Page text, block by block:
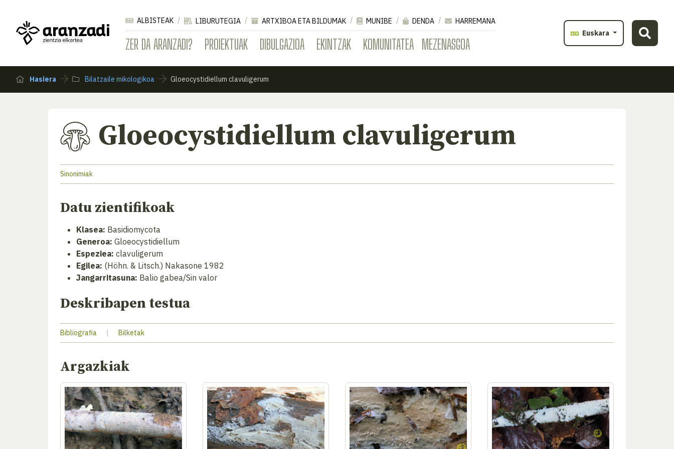
ZER DA ARANZADI? PROIEKTUAK DIBULGAZIOA EKINTZAK KOMUNITATEA MEZENASGOA
ALBISTEAK LIBURUTEGIA ARTXIBOA ETA BILDUMAK MUNIBE DENDA
HARREMANA
Euskara
Hasiera Bilatzaile mikologikoa Gloeocystidiellum clavuligerum
Gloeocystidiellum clavuligerum
Sinonimiak
Datu zientifikoak
Klasea: Basidiomycota
Generoa: Gloeocystidiellum
Espeziea: clavuligerum
Egilea: (Höhn. & Litsch.) Nakasone 1982
Jangarritasuna: Balio gabea/Sin valor
Deskribapen testua
Bibliografia | Bilketak
Argazkiak